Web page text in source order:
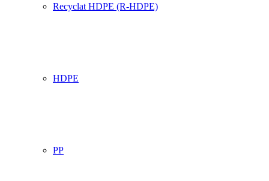
Recyclat HDPE (R-HDPE)
HDPE
PP